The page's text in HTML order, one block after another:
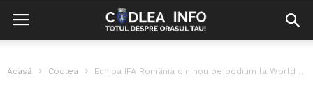
Acasă Codlea Echipa IFA România din nou pe podium la World Armwrestling Cup 2025